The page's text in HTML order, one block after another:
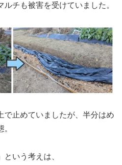
チも被害を受けていました。
で止めていましたが、半分はめ
という考えは、